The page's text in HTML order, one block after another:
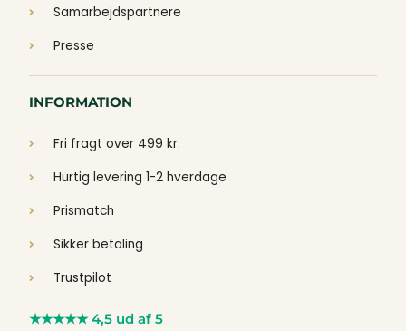
Samarbejdspartnere
Presse
INFORMATION
Fri fragt over 499 kr.
Hurtig levering 1-2 hverdage
Prismatch
Sikker betaling
Trustpilot
★★★★★ 4,5 ud af 5